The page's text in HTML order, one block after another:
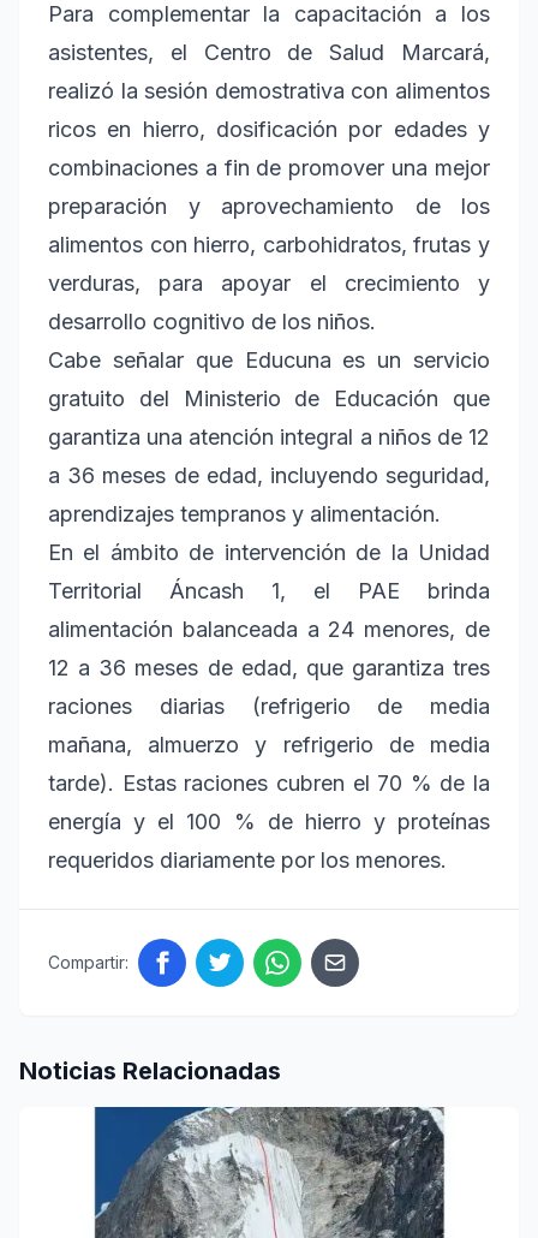
Para complementar la capacitación a los
asistentes, el Centro de Salud Marcará,
realizó la sesión demostrativa con alimentos
ricos en hierro, dosificación por edades y
combinaciones a fin de promover una mejor
preparación y aprovechamiento de los
alimentos con hierro, carbohidratos, frutas y
verduras, para apoyar el crecimiento y
desarrollo cognitivo de los niños.
Cabe señalar que Educuna es un servicio
gratuito del Ministerio de Educación que
garantiza una atención integral a niños de 12
a 36 meses de edad, incluyendo seguridad,
aprendizajes tempranos y alimentación.
En el ámbito de intervención de la Unidad
Territorial Áncash 1, el PAE brinda
alimentación balanceada a 24 menores, de
12 a 36 meses de edad, que garantiza tres
raciones diarias (refrigerio de media
mañana, almuerzo y refrigerio de media
tarde). Estas raciones cubren el 70 % de la
energía y el 100 % de hierro y proteínas
requeridos diariamente por los menores.
Compartir:
Noticias Relacionadas